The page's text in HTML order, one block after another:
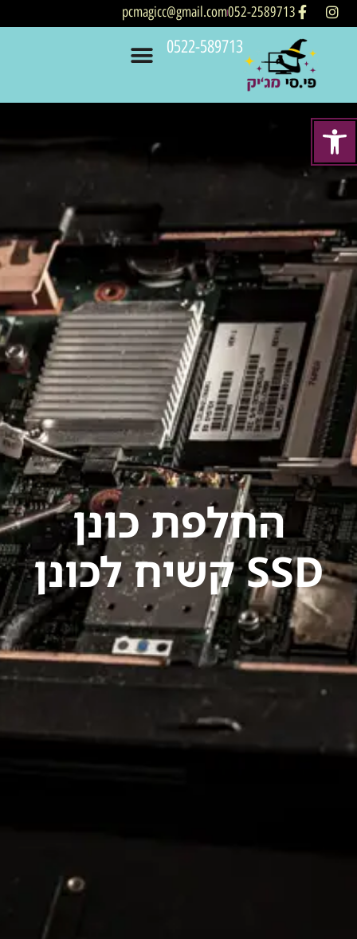
Open
pcmagicc@gmail.com052-2589713
0522-589713
החלפת כונן
קשיח לכונן SSD